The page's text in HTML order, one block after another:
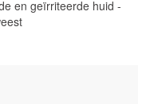
en geïrriteerde huid -